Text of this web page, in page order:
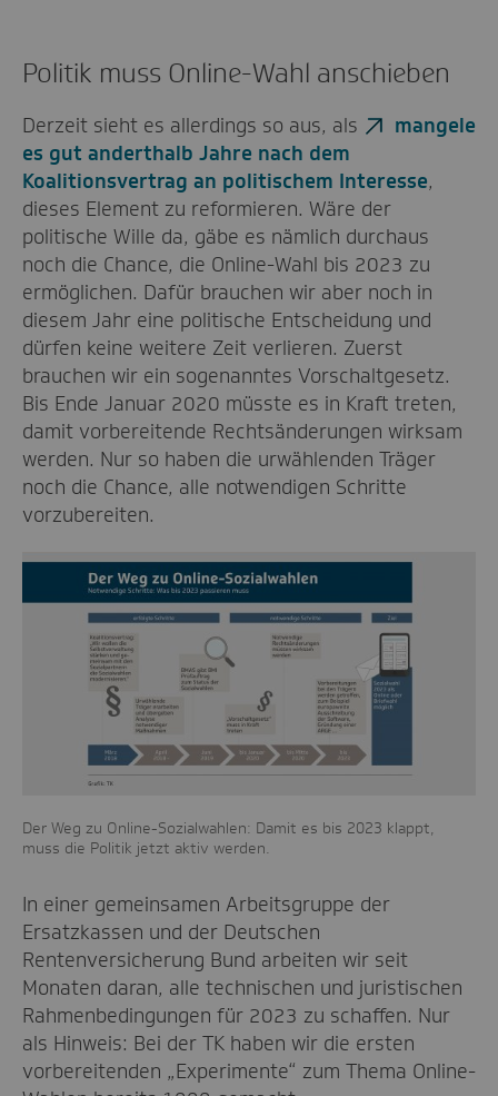
Politik muss Online-Wahl anschieben
Derzeit sieht es allerdings so aus, als
mangele
es gut anderthalb Jahre nach dem
Koalitionsvertrag an politischem Interesse,
dieses Element zu reformieren. Wäre der
politische Wille da, gäbe es nämlich durchaus
noch die Chance, die Online-Wahl bis 2023 zu
ermöglichen. Dafür brauchen wir aber noch in
diesem Jahr eine politische Entscheidung und
dürfen keine weitere Zeit verlieren. Zuerst
brauchen wir ein sogenanntes Vorschaltgesetz.
Bis Ende Januar 2020 müsste es in Kraft treten,
damit vorbereitende Rechtsänderungen wirksam
werden. Nur so haben die urwählenden Träger
noch die Chance, alle notwendigen Schritte
vorzubereiten.
Der Weg zu Online-Sozialwahlen: Damit es bis 2023 klappt,
muss die Politik jetzt aktiv werden.
In einer gemeinsamen Arbeitsgruppe der
Ersatzkassen und der Deutschen
Rentenversicherung Bund arbeiten wir seit
Monaten daran, alle technischen und juristischen
Rahmenbedingungen für 2023 zu schaffen. Nur
als Hinweis: Bei der TK haben wir die ersten
vorbereitenden „Experimente“ zum Thema Online-